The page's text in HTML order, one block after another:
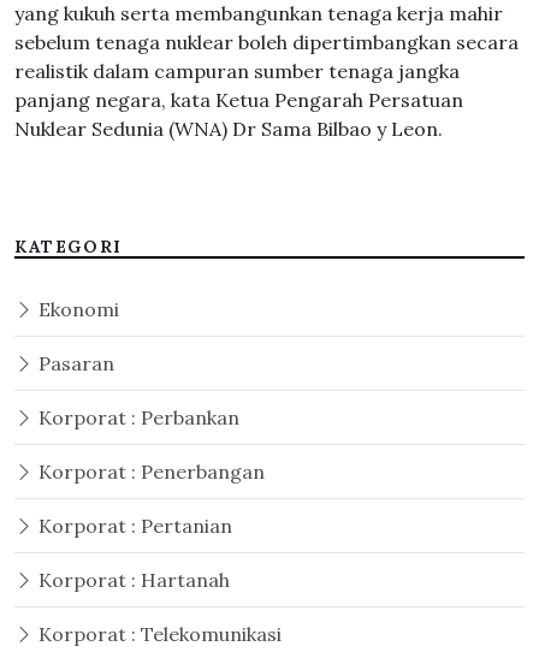
yang kukuh serta membangunkan tenaga kerja mahir
sebelum tenaga nuklear boleh dipertimbangkan secara
realistik dalam campuran sumber tenaga jangka
panjang negara, kata Ketua Pengarah Persatuan
Nuklear Sedunia (WNA) Dr Sama Bilbao y Leon.
KATEGORI
Ekonomi
Pasaran
Korporat : Perbankan
Korporat : Penerbangan
Korporat : Pertanian
Korporat : Hartanah
Korporat : Telekomunikasi